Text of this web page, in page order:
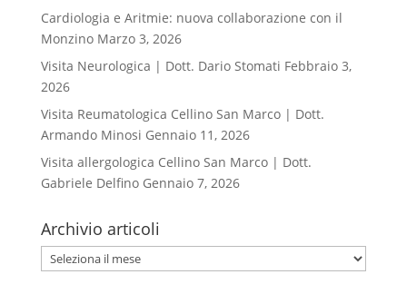
Cardiologia e Aritmie: nuova collaborazione con il
Monzino Marzo 3, 2026
Visita Neurologica | Dott. Dario Stomati Febbraio 3,
2026
Visita Reumatologica Cellino San Marco | Dott.
Armando Minosi Gennaio 11, 2026
Visita allergologica Cellino San Marco | Dott.
Gabriele Delfino Gennaio 7, 2026
Archivio articoli
Archivio
articoli